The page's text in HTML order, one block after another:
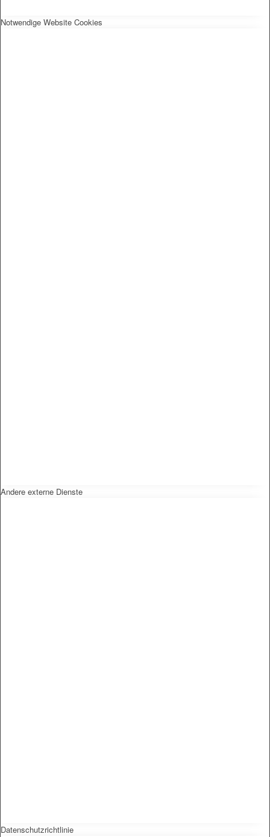
Notwendige Website Cookies
Andere externe Dienste
Datenschutzrichtlinie